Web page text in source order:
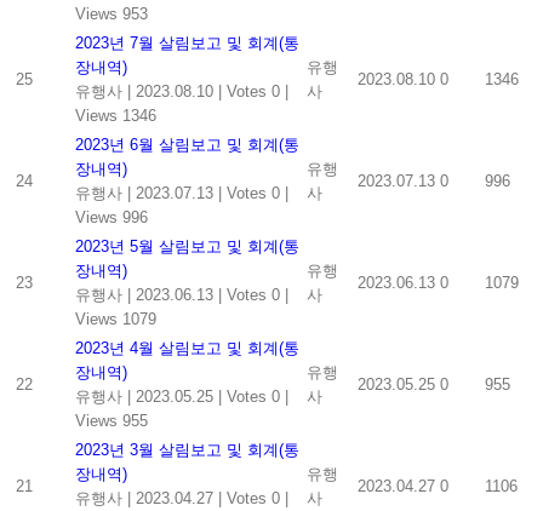
Views 953
25
2023년 7월 살림보고 및 회계(통
장내역)
유행사
2023.08.10 Votes 0
Views 1346
유행
사
2023.08.10 0 1346
24
2023년 6월 살림보고 및 회계(통
장내역)
유행사
2023.07.13 Votes 0
Views 996
유행
사
2023.07.13 0 996
23
2023년 5월 살림보고 및 회계(통
장내역)
유행사
2023.06.13 Votes 0
Views 1079
유행
사
2023.06.13 0 1079
22
2023년 4월 살림보고 및 회계(통
장내역)
유행사
2023.05.25 Votes 0
Views 955
유행
사
2023.05.25 0 955
21
2023년 3월 살림보고 및 회계(통
장내역)
유행사
2023.04.27 Votes 0
유행
사
2023.04.27 0 1106